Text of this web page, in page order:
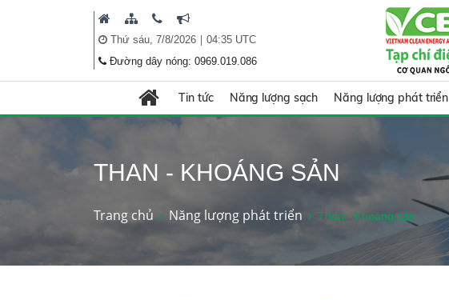
Thứ sáu, 7/8/2026| 04:35 UTC
Đường dây nóng: 0969.019.086
Tin tức Năng lượng sạch Năng lượng phát triển
THAN - KHOÁNG SẢN
Trang chủ Năng lượng phát triển Than - Khoáng sản